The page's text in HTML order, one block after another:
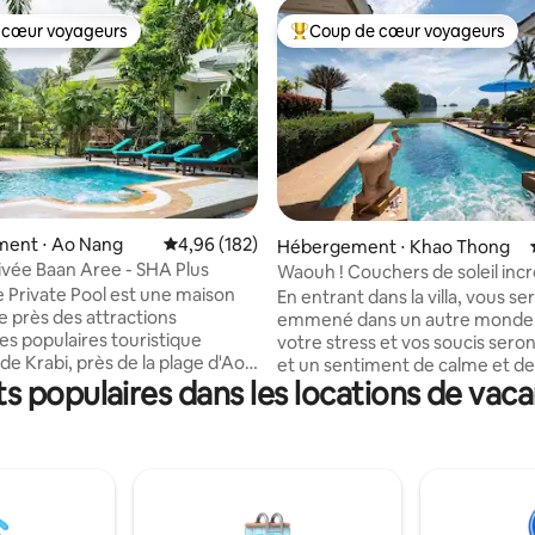
base de 207 commentaires : 4,88 sur 5
cœur voyageurs
voyageurs
⋅ Ao Nang Évaluation moyenne sur la base de 182
4,96 (182)
Baan Aree - SHA Plus
Private Pool est une maison
près des attractions
touristique
Krabi, près de la plage d'Ao
plage de Klomg
kilomètres, plage de
Coups de cœur voyageurs les
Coup de cœur voyageurs
Hébergement ⋅ Khao Thong
Waouh ! Couchers de soleil
et vues imprenables sur la mer
En entrant dans la villa, vous
emmené dans un autre monde.
votre stress et vos soucis
et un sentiment de calme et de
tranquillité sera installé. Bienvenue à
« Villa Jai Yen » - « Cool Heart » Profitez
positionnée pour profiter
vos journées. De l'ombre le
populaires dans les locations de